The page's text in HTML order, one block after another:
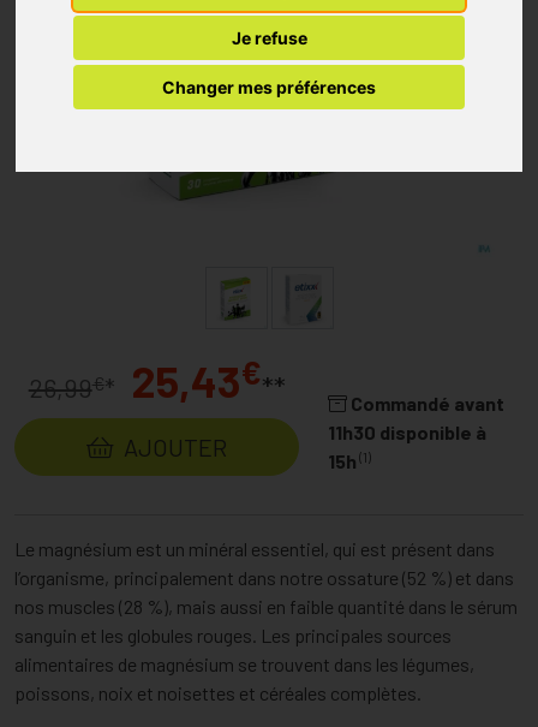
Je refuse
Changer mes préférences
26,99€* 25,43€**
AJOUTER
Commandé avant
11h30 disponible à
15h (1)
Le magnésium est un minéral essentiel, qui est présent dans
l’organisme, principalement dans notre ossature (52 %) et dans
nos muscles (28 %), mais aussi en faible quantité dans le sérum
sanguin et les globules rouges. Les principales sources
alimentaires de magnésium se trouvent dans les légumes,
poissons, noix et noisettes et céréales complètes.